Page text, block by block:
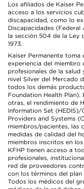
Los afiliados de Kaiser
acceso a los servicios
discapacidad, como lo
Discapacidades
la sección 504 de la Ley
1973.
Kaiser Permanente toma
experiencia del miembro
profesionales de la
nivel Silver del Mercado
todos los demás
Foundation Health Plan).
otras, el rendimiento de
Information Set (HEDIS)/
Providers and Systems
miembros/pacientes, las
medidas de calidad del
miembros inscritos en
KFHP tienen acceso a
profesionales,
red de proveedores
con los términos del
Todos los médicos del